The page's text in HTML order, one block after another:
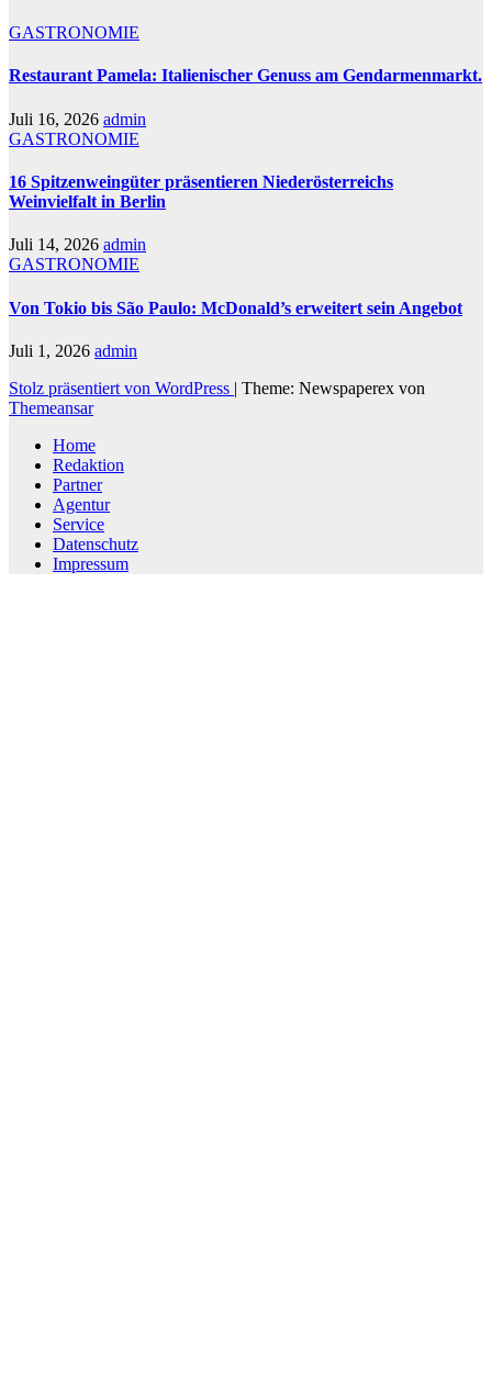
GASTRONOMIE
Restaurant Pamela: Italienischer Genuss am Gendarmenmarkt.
Juli 16, 2026 admin
GASTRONOMIE
16 Spitzenweingüter präsentieren Niederösterreichs
Weinvielfalt in Berlin
Juli 14, 2026 admin
GASTRONOMIE
Von Tokio bis São Paulo: McDonald’s erweitert sein Angebot
Juli 1, 2026 admin
Stolz präsentiert von WordPress | Theme: Newspaperex von
Themeansar
Home
Redaktion
Partner
Agentur
Service
Datenschutz
Impressum